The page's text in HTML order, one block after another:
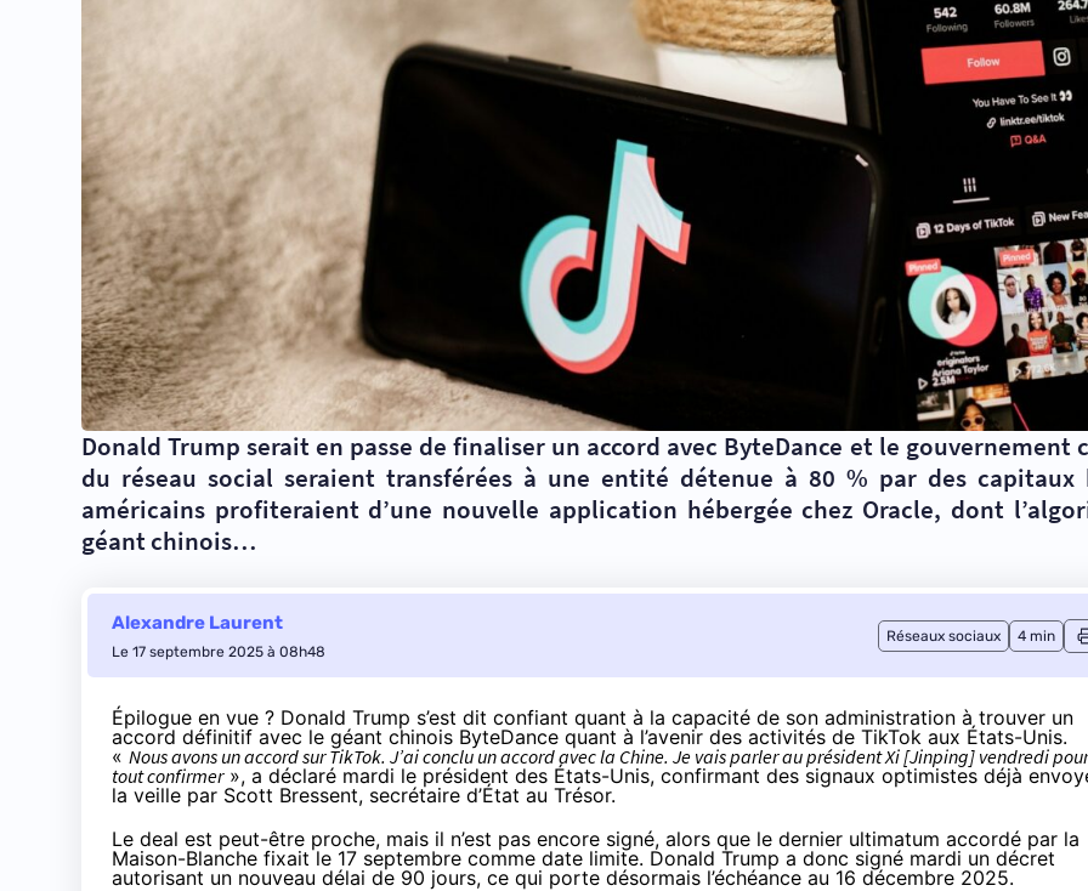
Donald Trump serait en passe de finaliser un accord avec ByteDance et le
du réseau social seraient transférées à une entité détenue à 80 % par des capitaux
américains profiteraient d’une nouvelle application hébergée chez Oracle, dont
géant chinois…
Alexandre Laurent
Le 17 septembre 2025 à 08h48
Réseaux sociaux 4 min
Épilogue en vue ? Donald Trump s’est dit confiant quant à la capacité de son administration à trouver un
accord définitif avec le géant chinois ByteDance quant à l’avenir des activités de TikTok aux États-Unis.
« Nous avons un accord sur TikTok. J’ai conclu un accord avec la Chine. Je vais parler au président Xi [Jinping] vendredi pour
tout confirmer», a déclaré mardi le président des États-Unis, confirmant des signaux optimistes déjà
la veille par Scott Bressent, secrétaire d’État au Trésor.
Le deal est peut-être proche, mais il n’est pas encore signé, alors que le dernier ultimatum accordé par la
Maison-Blanche fixait le 17 septembre comme date limite. Donald Trump a donc signé mardi un décret
autorisant un nouveau délai de 90 jours, ce qui porte désormais l’échéance au 16 décembre 2025.